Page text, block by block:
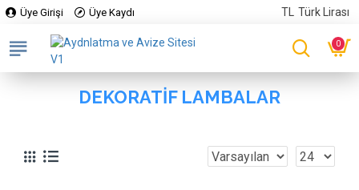
Üye Girişi Üye Kaydı TL Türk Lirası
0
DEKORATIF LAMBALAR